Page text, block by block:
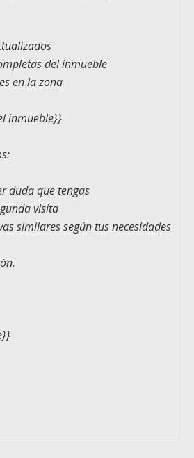
del inmueble
en la zona
inmueble}}
duda que tengas
visita
similares según tus necesidades